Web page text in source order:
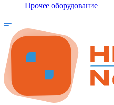
Прочее оборудование